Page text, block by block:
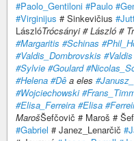
#Paolo_Gentiloni #Paulo
#Virginijus # Sinkevičius
LászlóTrócsányi # László #
#Margaritis #Schinas
#Valdis_Dombrovskis #Valdis
#Sylvie #Goulard
#Helena #Dê a eles
#Wojciechowski
#Elisa_Ferreira #Elisa
MarošŠefčovič # Maroš #
#Gabriel # Janez_Lenarčič